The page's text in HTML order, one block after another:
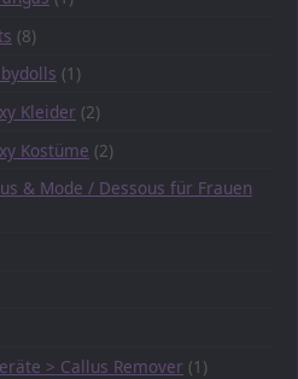
(8)
(1)
Kleider (2)
Kostüme (2)
& Mode / Dessous für Frauen
> Callus Remover (1)